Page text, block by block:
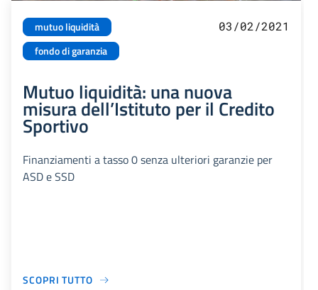
mutuo liquidità
fondo di garanzia
03/02/2021
Mutuo liquidità: una nuova
misura dell’Istituto per il Credito
Sportivo
Finanziamenti a tasso 0 senza ulteriori garanzie per
ASD e SSD
SCOPRI TUTTO